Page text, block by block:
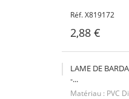
Réf. X819172
2,88 €
LAME DE
-...
Matériau : PVC